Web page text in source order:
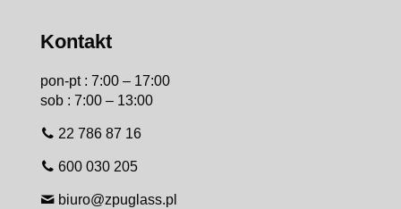
Kontakt
pon-pt : 7:00 – 17:00
sob : 7:00 – 13:00
22 786 87 16
600 030 205
biuro@zpuglass.pl